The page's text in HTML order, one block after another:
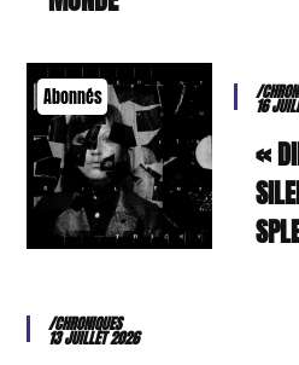
Abonnés /
16
«
/CHRONIQUES
13 JUILLET 2026